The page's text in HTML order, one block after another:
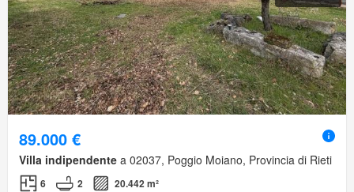
89.000 €
Villa indipendente a 02037, Poggio Moiano, Provincia di Rieti
6 2
20.442 m²